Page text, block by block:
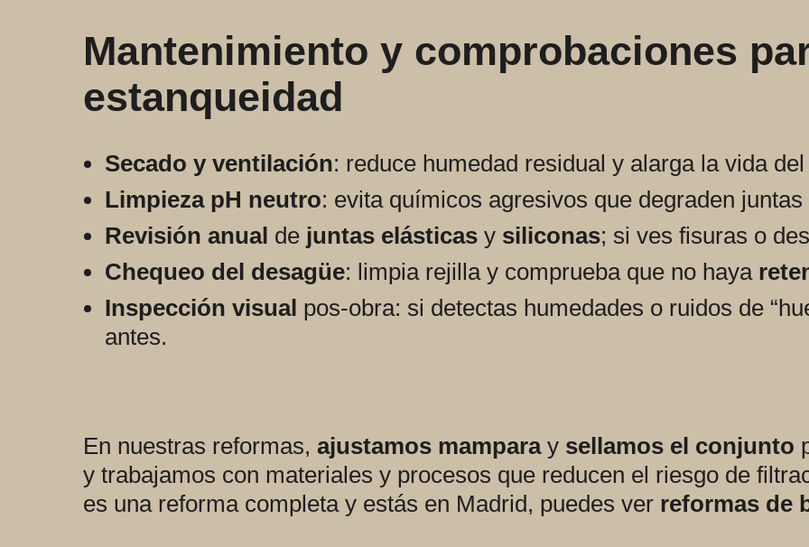
Mantenimiento y comprobaciones
estanqueidad
Secado y ventilación: reduce humedad residual y alarga la vida
Limpieza pH neutro: evita químicos agresivos que degraden juntas
Revisión anual de juntas elásticas y siliconas; si ves fisuras o
Chequeo del desagüe: limpia rejilla y comprueba que no haya
Inspección visual pos-obra: si detectas humedades o ruidos de
antes.
En nuestras reformas, ajustamos mampara y sellamos el conjunto
y trabajamos con materiales y procesos que reducen el riesgo de
es una reforma completa y estás en Madrid, puedes ver reformas de